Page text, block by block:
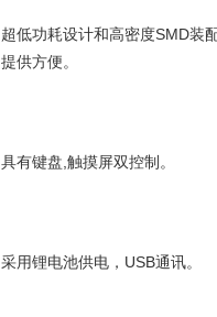
超低功耗设计和高密度SMD装
提供方便。
具有键盘,触摸屏双控制。
采用锂电池供电，USB通讯。